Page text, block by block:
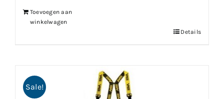
Toevoegen aan
winkelwagen
Details
Sale!